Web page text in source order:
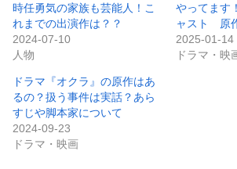
時任勇気の家族も芸能人！こ
れまでの出演作は？？
2024-07-10
人物
やってます
ャスト 原
2025-01-14
ドラマ・映
ドラマ『オクラ』の原作はあ
るの？扱う事件は実話？あら
すじや脚本家について
2024-09-23
ドラマ・映画